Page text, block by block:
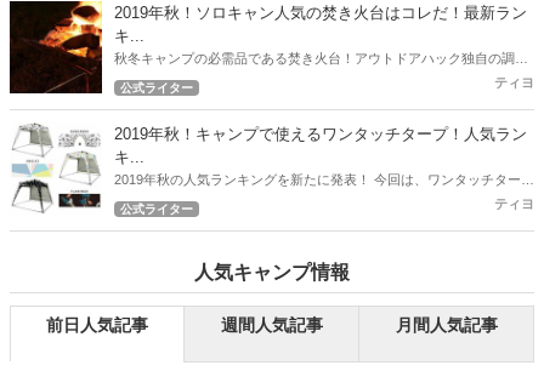
2019年秋！ソロキャン人気の焚き火台はコレだ！最新ラン
キ...
秋冬キャンプの必需品である焚き火台！アウトドアハック独自の調査
で徹底リサーチ！ 2019年秋！最新の人気焚き火台ランキング！
公式ライター ティヨ
2019年秋！キャンプで使えるワンタッチタープ！人気ラン
キ...
2019年秋の人気ランキングを新たに発表！ 今回は、ワンタッチタープ
の人気ランキングとなります！
公式ライター ティヨ
人気キャンプ情報
前日人気記事 週間人気記事 月間人気記事